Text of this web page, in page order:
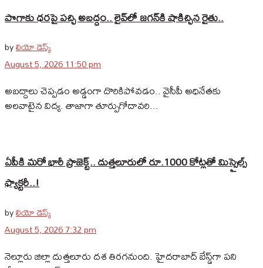
పొగాకు ధరపై పచ్చి అబద్దం.. లైవ్‌లో జగన్‌కి షాకిచ్చిన రైతు..
byలియో డెస్క్
August 5, 2026 11:50 pm
అబద్దాలు చెప్పడం అడ్డంగా దొరికిపోవడం.. వైసీపీ అధినేతకు
అలవాటైన విద్య. తాజాగా తూర్పుగోదావరి...
ఏపీకి మరో భారీ ప్రాజెక్ట్.. దుత్తలూరులో రూ.1000 కోట్లతో మిస్సైల్స్
ఫ్యాక్టరీ..!
byలియో డెస్క్
August 5, 2026 7:32 pm
నెల్లూరు జిల్లా దుత్తలూరు దశ తిరగనుంది. హైదరాబాద్‌ బేస్డ్‌గా పని